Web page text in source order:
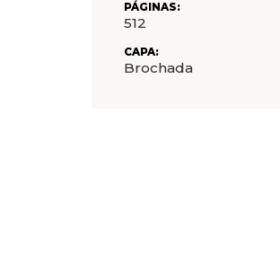
PÁGINAS:
512
CAPA:
Brochada